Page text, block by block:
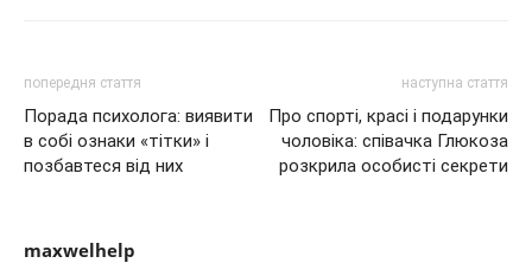
попередня стаття
Порада психолога: виявити
в собі ознаки «тітки» і
позбавтеся від них
наступна стаття
Про спорті, красі і подарунки
чоловіка: співачка Глюкоза
розкрила особисті секрети
maxwelhelp